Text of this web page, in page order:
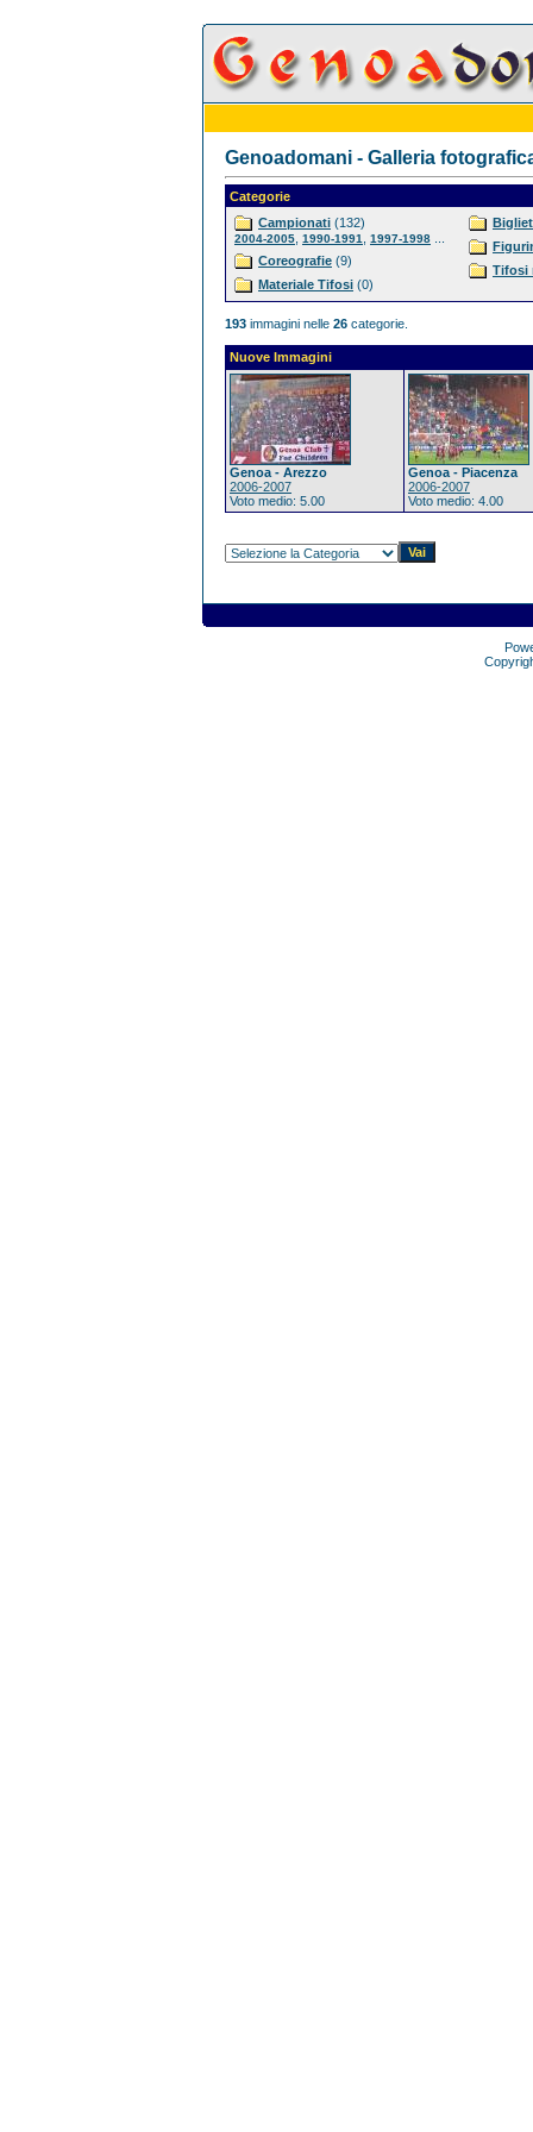
Genoadomani - Galleria
Categorie
Campionati (132)
2004-2005 1990-1991 1997-1998
Coreografie (9)
Materiale Tifosi (0)
Tifosi
193 immagini nelle 26 categorie.
Nuove Immagini
Genoa - Arezzo
2006-2007
Voto medio: 5.00
Genoa - Piacenza
2006-2007
Voto medio: 4.00